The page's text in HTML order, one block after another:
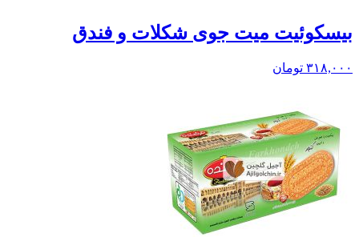
بيسکوئيت میت جوی شکلات و فندق
۳۱۸,۰۰۰ تومان